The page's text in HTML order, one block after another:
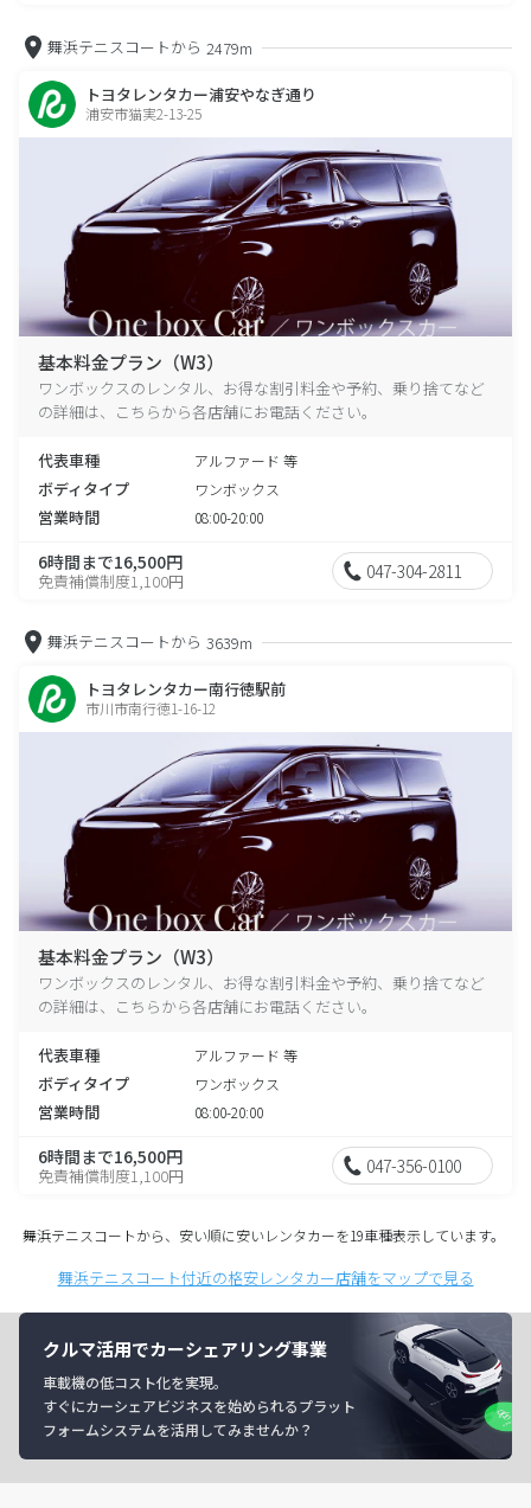
舞浜テニスコートから 2479m
トヨタレンタカー浦安やなぎ通り
浦安市猫実2-13-25
基本料金プラン（W3）
ワンボックスのレンタル、お得な割引料金や予約、乗り捨てなど
の詳細は、こちらから各店舗にお電話ください。
代表車種 アルファード 等
ボディタイプ ワンボックス
営業時間 08:00-20:00
6時間まで16,500円
免責補償制度1,100円 047-304-2811
舞浜テニスコートから 3639m
トヨタレンタカー南行徳駅前
市川市南行徳1-16-12
基本料金プラン（W3）
ワンボックスのレンタル、お得な割引料金や予約、乗り捨てなど
の詳細は、こちらから各店舗にお電話ください。
代表車種 アルファード 等
ボディタイプ ワンボックス
営業時間 08:00-20:00
6時間まで16,500円
免責補償制度1,100円 047-356-0100
舞浜テニスコートから、安い順に安いレンタカーを19車種表示しています。
舞浜テニスコート付近の格安レンタカー店舗をマップで見る
クルマ活用でカーシェアリング事業
車載機の低コスト化を実現。
すぐにカーシェアビジネスを始められるプラット
フォームシステムを活用してみませんか？